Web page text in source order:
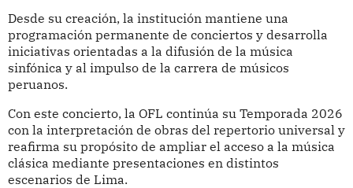
Desde su creación, la institución mantiene una
programación permanente de conciertos y desarrolla
iniciativas orientadas a la difusión de la música
sinfónica y al impulso de la carrera de músicos
peruanos.
Con este concierto, la OFL continúa su Temporada 2026
con la interpretación de obras del repertorio universal y
reafirma su propósito de ampliar el acceso a la música
clásica mediante presentaciones en distintos
escenarios de Lima.